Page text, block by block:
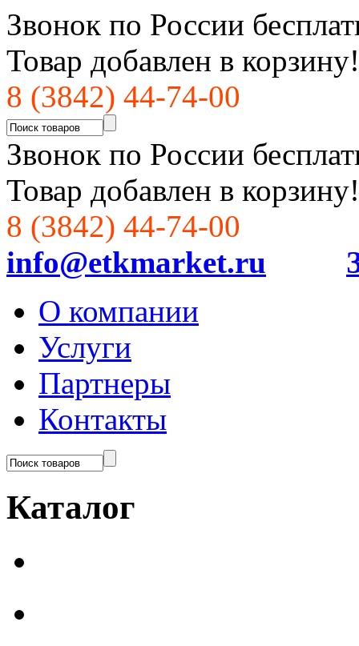
Звонок по России
Товар добавлен в корзину!
8 (3842) 44-74-00
Звонок по России
Товар добавлен в корзину!
8 (3842) 44-74-00
info@etkmarket.ru
О компании
Услуги
Партнеры
Контакты
Каталог